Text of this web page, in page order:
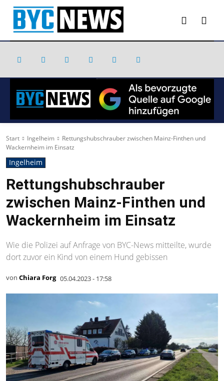
Start Ingelheim
Rettungshubschrauber zwischen Mainz-Finthen und
Wackernheim im Einsatz
Ingelheim
Rettungshubschrauber
zwischen Mainz-Finthen und
Wackernheim im Einsatz
Wie die Polizei auf Anfrage von BYC-News mitteilte, wurde
dort zuvor ein Kind von einem Hund gebissen
von Chiara Forg 05.04.2023 - 17:58